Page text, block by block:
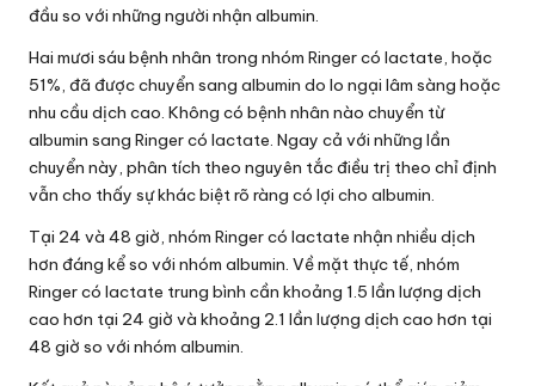
đầu so với những người nhận albumin.
Hai mươi sáu bệnh nhân trong nhóm Ringer có lactate, hoặc
51%, đã được chuyển sang albumin do lo ngại lâm sàng hoặc
nhu cầu dịch cao. Không có bệnh nhân nào chuyển từ
albumin sang Ringer có lactate. Ngay cả với những lần
chuyển này, phân tích theo nguyên tắc điều trị theo chỉ định
vẫn cho thấy sự khác biệt rõ ràng có lợi cho albumin.
Tại 24 và 48 giờ, nhóm Ringer có lactate nhận nhiều dịch
hơn đáng kể so với nhóm albumin. Về mặt thực tế, nhóm
Ringer có lactate trung bình cần khoảng 1.5 lần lượng dịch
cao hơn tại 24 giờ và khoảng 2.1 lần lượng dịch cao hơn tại
48 giờ so với nhóm albumin.